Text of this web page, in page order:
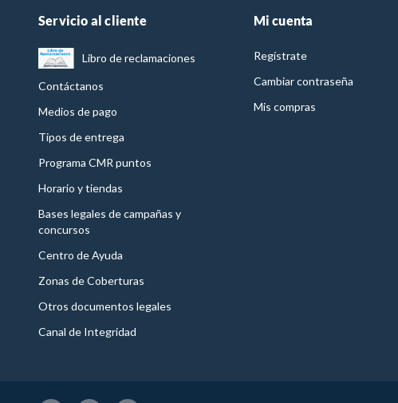
Servicio al cliente
Libro de reclamaciones
Contáctanos
Medios de pago
Tipos de entrega
Programa CMR puntos
Horario y tiendas
Bases legales de campañas y
concursos
Centro de Ayuda
Zonas de Coberturas
Otros documentos legales
Canal de Integridad
Mi cuenta
Regístrate
Cambiar contraseña
Mis compras